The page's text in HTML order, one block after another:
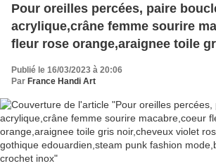
Pour oreilles percées, paire
acrylique,crâne femme sourire
fleur rose orange,araignee toile
gothique edouardien,steam punk
Publié le 16/03/2023 à 20:06
Par France Handi Art